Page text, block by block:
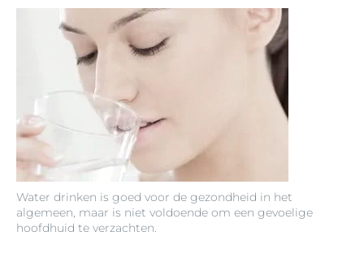
Water drinken is goed voor de gezondheid in het
algemeen, maar is niet voldoende om een gevoelige
hoofdhuid te verzachten.